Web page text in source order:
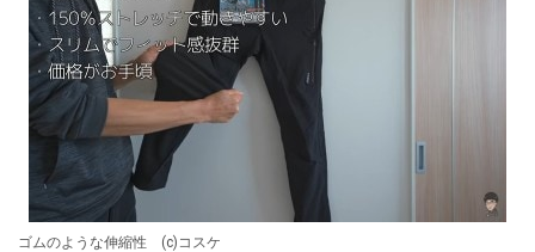
ゴムのような伸縮性 (c)コスケ